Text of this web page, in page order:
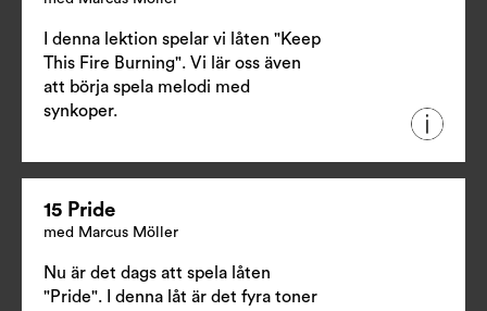
I denna lektion spelar vi låten "Keep
This Fire Burning". Vi lär oss även
att börja spela melodi med
synkoper.
15 Pride
med Marcus Möller
Nu är det dags att spela låten
"Pride". I denna låt är det fyra toner